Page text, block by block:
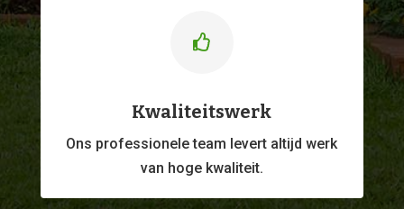

Kwaliteitswerk
Ons professioneleteam levert altijd werk
van hoge kwaliteit.